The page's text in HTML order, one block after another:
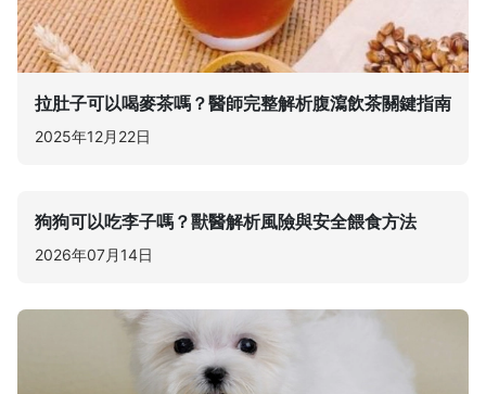
拉肚子可以喝麥茶嗎？醫師完整解析腹瀉飲茶關鍵指南
2025年12月22日
狗狗可以吃李子嗎？獸醫解析風險與安全餵食方法
2026年07月14日